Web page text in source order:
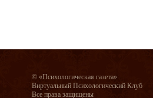
© «Психологическая газета»
Виртуальный Психологический Клуб
Все права защищены